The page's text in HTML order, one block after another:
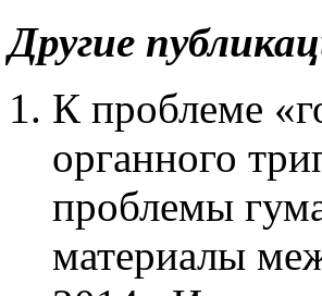
Другие
К проблеме
органного
проблемы
материалы